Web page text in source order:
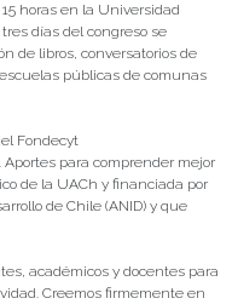
horas en la Universidad
días del congreso se
de libros, conversatorios de
públicas de comunas
Fondecyt
Aportes para comprender mejor
de la UACh y financiada por
de Chile (ANID) y que
académicos y docentes para
Creemos firmemente en